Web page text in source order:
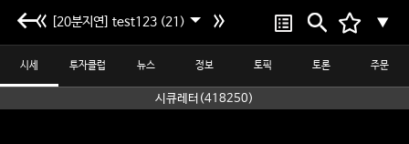
[20분지연] test123 (21) ▼
시세 투자클럽 뉴스 정보 토픽 토론 주문
시큐레터(418250)